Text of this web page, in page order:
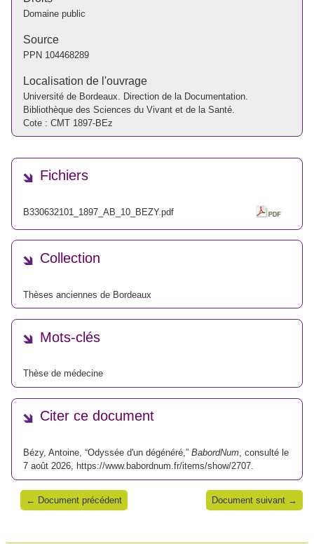
Domaine public
Source
PPN 104468289
Localisation de l'ouvrage
Université de Bordeaux. Direction de la Documentation.
Bibliothèque des Sciences du Vivant et de la Santé.
Cote : CMT 1897-BEz
Fichiers
B330632101_1897_AB_10_BEZY.pdf
Collection
Thèses anciennes de Bordeaux
Mots-clés
Thèse de médecine
Citer ce document
Bézy, Antoine, “Odyssée d'un dégénéré,” BabordNum , consulté le
7 août 2026,
https://www.babordnum.fr/items/show/2707
← Document précédent Document suivant →